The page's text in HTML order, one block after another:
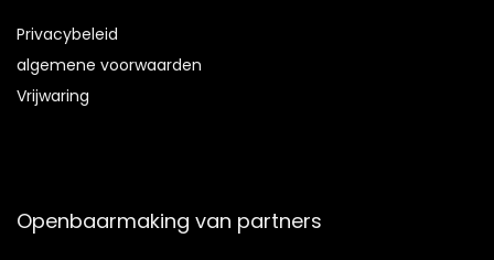
Privacybeleid
algemene voorwaarden
Vrijwaring
Openbaarmaking van partners